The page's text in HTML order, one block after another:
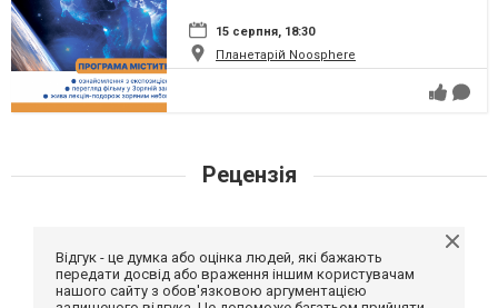
15 серпня, 18:30
Планетарій Noosphere
Рецензія
Відгук - це думка або оцінка людей, які бажають
передати досвід або враження іншим користувачам
нашого сайту з обов'язковою аргументацією